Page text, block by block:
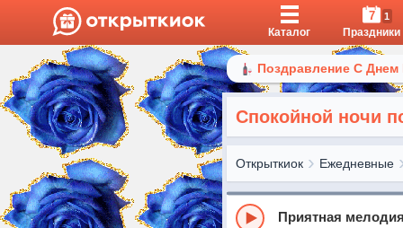
Каталог
7 1
Праздники
Поздравление С
Спокойной ночи
Открыткиок Ежедневные
Приятная